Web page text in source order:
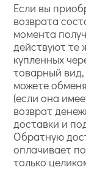
Если вы
возврата
момента
действуют те
купленных
товарный вид,
можете
(если она
возврат
доставки и
Обратную
оплачивает
только